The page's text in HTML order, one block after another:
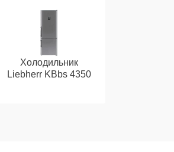
Холодильник
Liebherr KBbs 4350